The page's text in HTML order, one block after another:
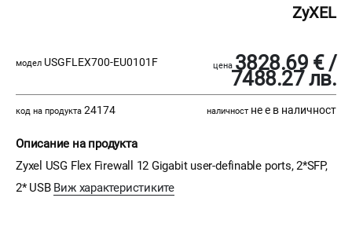
ZyXEL
модел USGFLEX700-EU0101F цена 3828.69 € /
7488.27 лв.
код на продукта 24174 наличност не е в наличност
Описание на продукта
Zyxel USG Flex Firewall 12 Gigabit user-definable ports, 2*SFP,
2* USB Виж характеристиките